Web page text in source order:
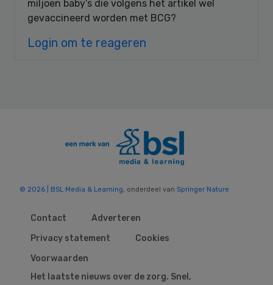
miljoen baby’s die volgens het artikel wel
gevaccineerd worden met BCG?
Login om te reageren
© 2026 | BSL Media & Learning, onderdeel van Springer Nature
Contact
Adverteren
Privacy statement
Cookies
Voorwaarden
Het laatste nieuws over de zorg. Snel,